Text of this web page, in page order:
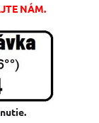
NÁM.